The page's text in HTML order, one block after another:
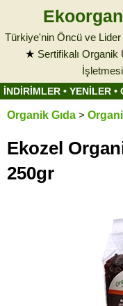
Türkiye'nin Öncü ve
★ Sertifikalı Organik
İşletmesi
İNDİRİMLER • YENİLER •
Organik Gıda >
Ekozel
250gr